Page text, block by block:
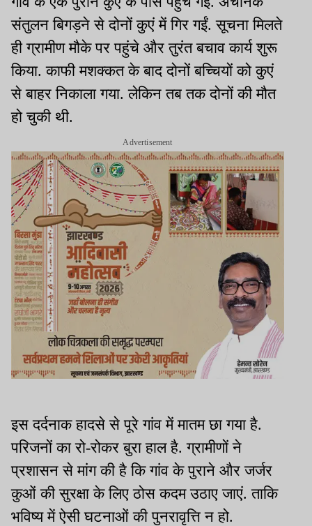
संतुलन बिगड़ने से दोनों कुएं में गिर गईं. सूचना मिलते
ही ग्रामीण मौके पर पहुंचे और तुरंत बचाव कार्य शुरू
किया. काफी मशक्कत के बाद दोनों बच्चियों को कुएं
से बाहर निकाला गया. लेकिन तब तक दोनों की मौत
हो चुकी थी.
Advertisement
इस दर्दनाक हादसे से पूरे गांव में मातम छा गया है.
परिजनों का रो-रोकर बुरा हाल है. ग्रामीणों ने
प्रशासन से मांग की है कि गांव के पुराने और जर्जर
कुओं की सुरक्षा के लिए ठोस कदम उठाए जाएं. ताकि
भविष्य में ऐसी घटनाओं की पुनरावृत्ति न हो.